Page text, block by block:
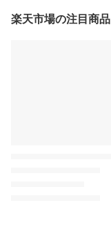
楽天市場の注目商品